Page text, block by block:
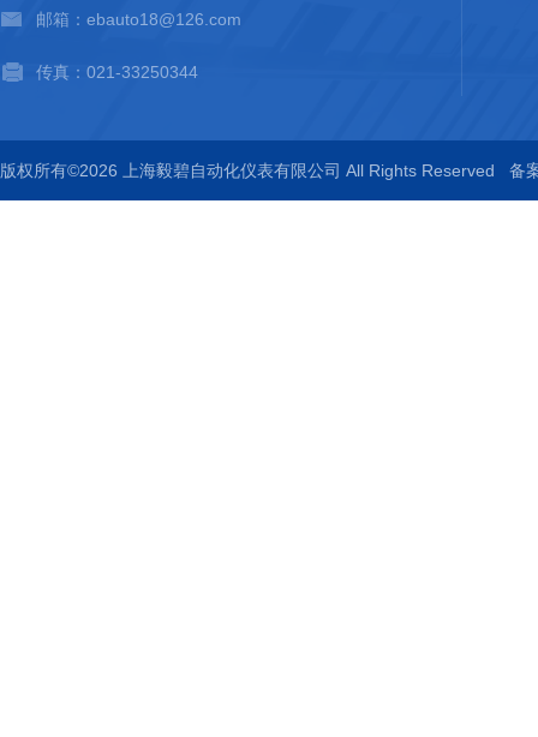
邮箱：ebauto18@126.com
传真：021-33250344
版权所有©2026 上海毅碧自动化仪表有限公司 All Rights Reserved 备